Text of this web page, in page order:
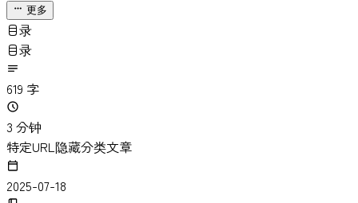
更多
目录
目录
619 字
3 分钟
特定URL隐藏分类文章
2025-07-18